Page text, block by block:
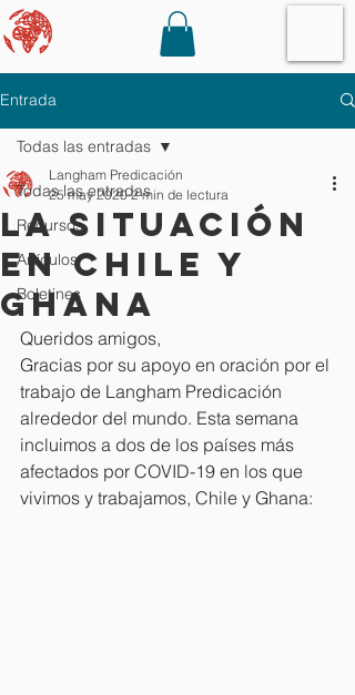
Entrada
Todas las entradas
Recursos
Artículos
Boletines
Todas las entradas
La situación
en Chile y
Ghana
Langham Predicación
25 may 2020 2 min de lectura
Queridos amigos,
Gracias por su apoyo en oración por el
trabajo de Langham Predicación
alrededor del mundo. Esta semana
incluimos a dos de los países más
afectados por COVID-19 en los que
vivimos y trabajamos, Chile y Ghana: